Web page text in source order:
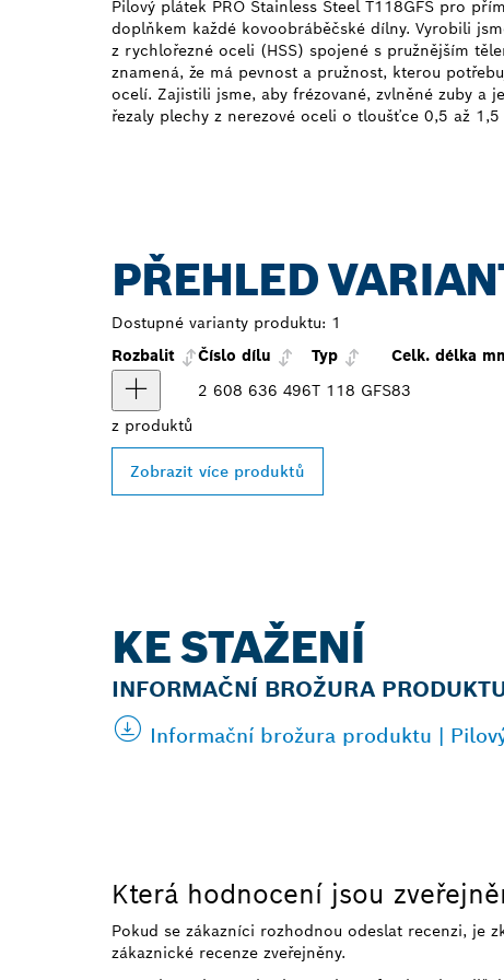
Pilový plátek PRO Stainless Steel T118GFS pro
doplňkem každé kovoobráběčské dílny. Vyrobili
z rychlořezné oceli (HSS) spojené s pružnějším
znamená, že má pevnost a pružnost, kterou
ocelí. Zajistili jsme, aby frézované, zvlněné zuby a
řezaly plechy z nerezové oceli o tloušťce 0,5 až 1,5
PŘEHLED
Dostupné varianty produktu: 1
Rozbalit
Číslo dílu Typ Celk. délka
2 608 636 496T 118 GFS83
z produktů
Zobrazit více produktů
KE STAŽENÍ
INFORMAČNÍ BROŽURA
Informační brožura produktu |
Která hodnocení jsou
Pokud se zákazníci rozhodnou odeslat recenzi, je
zákaznické recenze zveřejněny.